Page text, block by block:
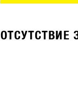
ОТСУТСТВИЕ